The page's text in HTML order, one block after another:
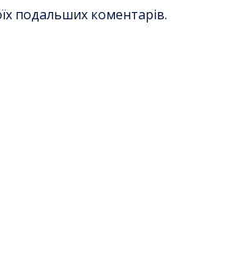
подальших коментарів.